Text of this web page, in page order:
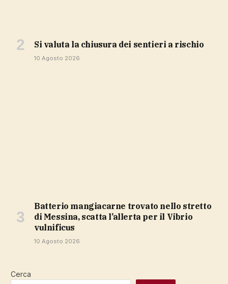
si valuta la chiusura dei sentieri a rischio
10 Agosto 2026
Batterio mangiacarne trovato nello stretto
di Messina, scatta l’allerta per il Vibrio
vulnificus
10 Agosto 2026
Cerca